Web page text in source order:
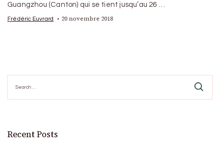
Guangzhou (Canton) qui se tient jusqu’au 26 …
Frédéric Euvrard 20 novembre 2018
for:
Recent Posts